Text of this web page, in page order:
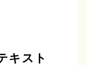
キスト